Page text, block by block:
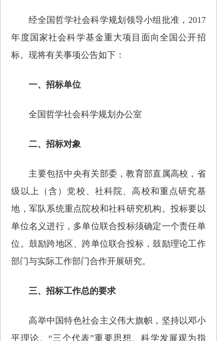
经全国哲学社会科学规划领导小组批准，2017
年度国家社会科学基金重大项目面向全国公开招
标。现将有关事项公告如下：
一、招标单位
全国哲学社会科学规划办公室
二、招标对象
主要包括中央有关部委，教育部直属高校，省
级以上（含）党校、社科院、高校和重点研究基
地，军队系统重点院校和社科研究机构。投标要以
单位名义进行，多单位联合投标须确定一个责任单
位。鼓励跨地区、跨单位联合投标，鼓励理论工作
部门与实际工作部门合作开展研究。
三、招标工作总的要求
高举中国特色社会主义伟大旗帜，坚持以邓小
平理论、“三个代表”重要思想、科学发展观为指